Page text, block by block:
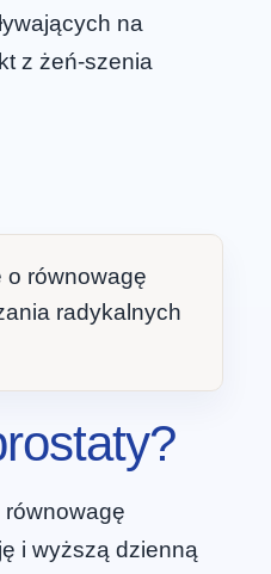
na
z żeń-szenia
o równowagę
radykalnych
równowagę
i wyższą dzienną